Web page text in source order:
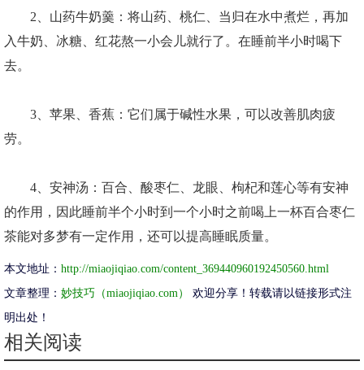
2、山药牛奶羹：将山药、桃仁、当归在水中煮烂，再加
入牛奶、冰糖、红花熬一小会儿就行了。在睡前半小时喝下
去。
3、苹果、香蕉：它们属于碱性水果，可以改善肌肉疲
劳。
4、安神汤：百合、酸枣仁、龙眼、枸杞和莲心等有安神
的作用，因此睡前半个小时到一个小时之前喝上一杯百合枣仁
茶能对多梦有一定作用，还可以提高睡眠质量。
本文地址： http://miaojiqiao.com/content_369440960192450560.html
文章整理： 妙技巧（miaojiqiao.com）
欢迎分享！转载请以链接形式注
明出处！
相关阅读